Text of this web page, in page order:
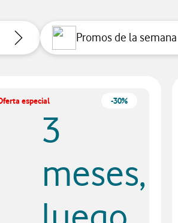
Promos de la semana
especial -30%
3
meses,